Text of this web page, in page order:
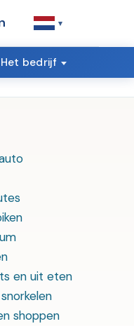
▾
Het bedrijf
en uit eten
shoppen